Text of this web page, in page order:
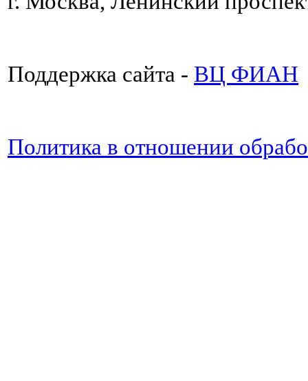
Поддержка сайта - ВЦ ФИАН
Политика в отношении